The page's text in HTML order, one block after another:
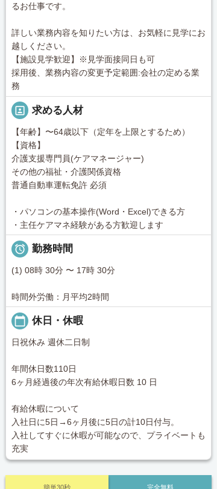
るお仕事です。
詳しい業務内容を知りたい方は、お気軽に見学にお
越しください。
【施設見学歓迎】※見学面接同日も可
採用後、業務内容の変更予定範囲:会社の定める業
務
portrait 求める人材
【年齢】〜64歳以下（定年を上限とするため）
【資格】
介護支援専門員(ケアマネージャー)
その他の福祉・介護関係資格
普通自動車運転免許 必須
・パソコンの基本操作(Word・Excel)できる方
・主任ケアマネ経験がある方歓迎します
 勤務時間
(1) 08時 30分 〜 17時 30分
時間外労働：月平均2時間
calendar_today 休日・休暇
日祝休み 週休二日制
年間休日数110日
6ヶ月経過後の年次有給休暇日数 10 日
有給休暇について
入社日に5日→6ヶ月後に5日の計10日付与。
入社してすぐに休暇が可能なので、プライベートも
充実
完全無料
簡単30秒